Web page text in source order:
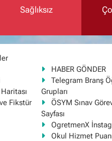
Sağlıksız
Fikstür
HABER GÖNDER
Telegram Branş
Grupları
ÖSYM Sınav
Sayfası
OgretmenX
Okul Hizmet